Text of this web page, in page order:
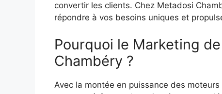
convertir les clients. Chez Metadosi
répondre à vos besoins uniques et
Pourquoi le Marketing
Chambéry ?
Avec la montée en puissance des